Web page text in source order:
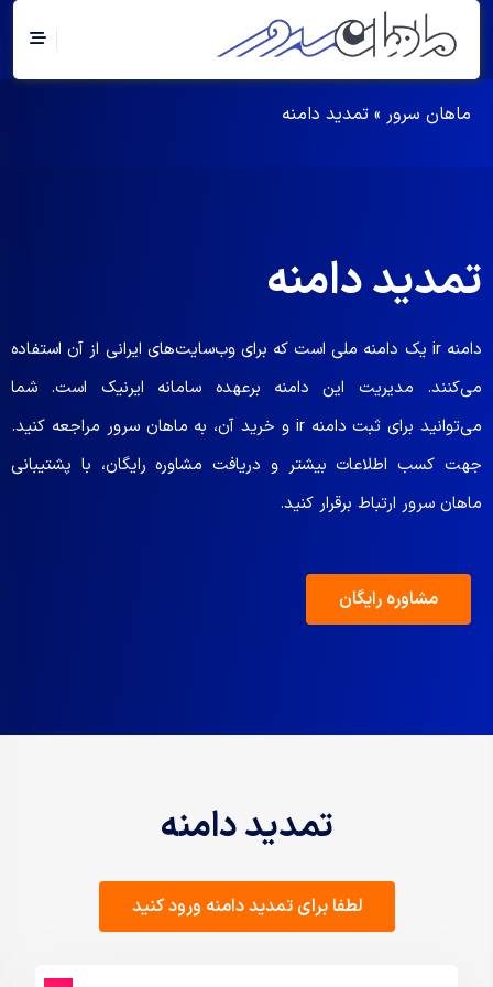
ماهان سرور » تمدید دامنه
تمدید دامنه​
دامنه ir یک دامنه ملی است که برای وب‌سایت‌های ایرانی از آن استفاده
می‌کنند. مدیریت این دامنه برعهده سامانه ایرنیک است. شما
می‌توانید برای ثبت دامنه ir و خرید آن، به ماهان سرور مراجعه کنید.
جهت کسب اطلاعات بیشتر و دریافت مشاوره رایگان، با پشتیبانی
ماهان سرور ارتباط برقرار کنید.​
مشاوره رایگان
تمدید دامنه
لطفا برای تمدید دامنه ورود کنید